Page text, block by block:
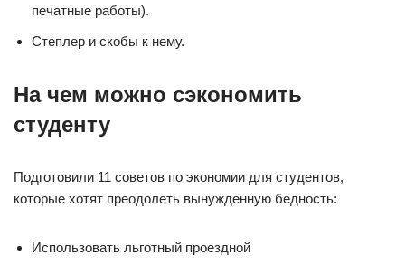
печатные работы).
Степлер и скобы к нему.
На чем можно сэкономить
студенту
Подготовили 11 советов по экономии для студентов,
которые хотят преодолеть вынужденную бедность:
Использовать льготный проездной